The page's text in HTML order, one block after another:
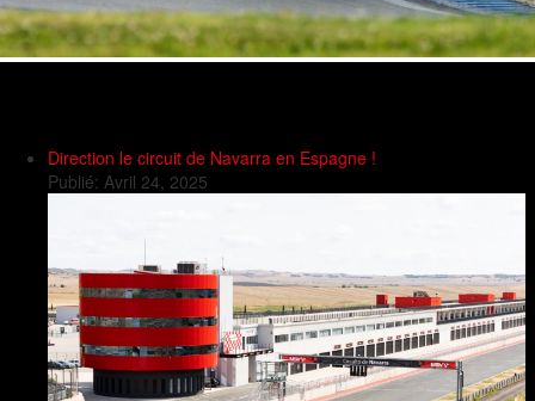
Direction le circuit de Navarra en Espagne !
Publié: Avril 24, 2025